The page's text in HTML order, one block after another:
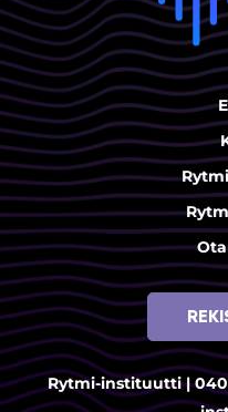
Rytmi-instituutti |